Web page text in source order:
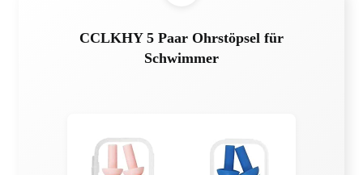
CCLKHY 5 Paar Ohrstöpsel für
Schwimmer